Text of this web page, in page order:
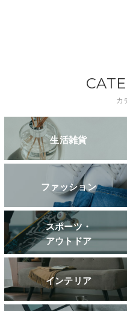
カ
生活雑貨
ファッション
スポーツ・
アウトドア
インテリア